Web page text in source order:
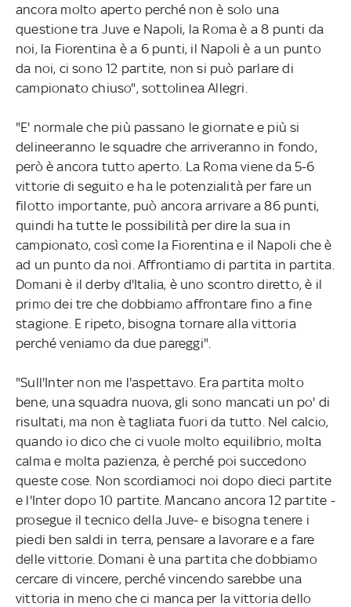
ancora molto aperto perché non è solo una
questione tra Juve e Napoli, la Roma è a 8 punti da
noi, la Fiorentina è a 6 punti, il Napoli è a un punto
da noi, ci sono 12 partite, non si può parlare di
campionato chiuso", sottolinea Allegri.
"E' normale che più passano le giornate e più si
delineeranno le squadre che arriveranno in fondo,
però è ancora tutto aperto. La Roma viene da 5-6
vittorie di seguito e ha le potenzialità per fare un
filotto importante, può ancora arrivare a 86 punti,
quindi ha tutte le possibilità per dire la sua in
campionato, così come la Fiorentina e il Napoli che è
ad un punto da noi. Affrontiamo di partita in partita.
Domani è il derby d'Italia, è uno scontro diretto, è il
primo dei tre che dobbiamo affrontare fino a fine
stagione. E ripeto, bisogna tornare alla vittoria
perché veniamo da due pareggi".
"Sull'Inter non me l'aspettavo. Era partita molto
bene, una squadra nuova, gli sono mancati un po' di
risultati, ma non è tagliata fuori da tutto. Nel calcio,
quando io dico che ci vuole molto equilibrio, molta
calma e molta pazienza, è perché poi succedono
queste cose. Non scordiamoci noi dopo dieci partite
e l'Inter dopo 10 partite. Mancano ancora 12 partite -
prosegue il tecnico della Juve- e bisogna tenere i
piedi ben saldi in terra, pensare a lavorare e a fare
delle vittorie. Domani è una partita che dobbiamo
cercare di vincere, perché vincendo sarebbe una
vittoria in meno che ci manca per la vittoria dello